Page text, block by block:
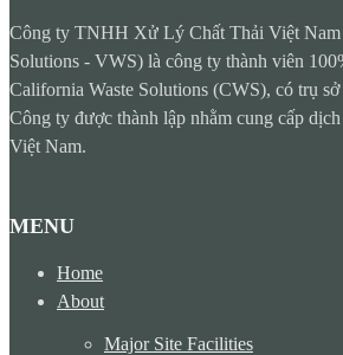
Công ty TNHH Xử Lý Chất Thải Việt Nam
Solutions - VWS) là công ty thành viên
California Waste Solutions (CWS), có trụ
Công ty được thành lập nhằm cung cấp
Việt Nam.
MENU
Home
About
Major Site Facilities